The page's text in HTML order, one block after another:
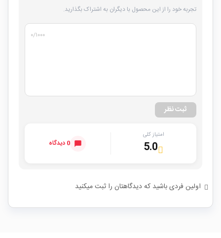
تجربه خود را از این محصول با دیگران به اشتراک بگذارید.
۰/۱۰۰۰
ثبت نظر
امتیاز کلی
5.0 0 دیدگاه
اولین فردی باشید که دیدگاهتان را ثبت میکنید